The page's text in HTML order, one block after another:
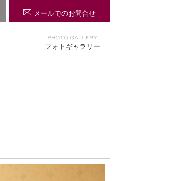
メールでのお問合せ
フォトギャラリー